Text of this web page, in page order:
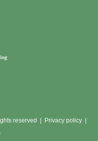
reserved | Privacy policy